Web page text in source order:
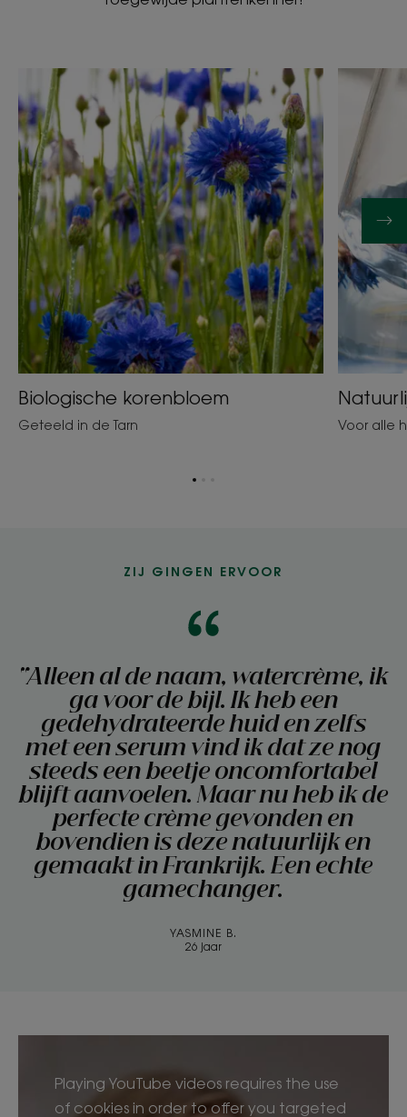
Biologische korenbloem
Geteeld in de Tarn Voor alle
Ga
ZIJ GINGEN ERVOOR
"Alleen al de naam, watercrème, ik
ga voor de bijl. Ik heb een
gedehydrateerde huid en zelfs
met een serum vind ik dat ze nog
steeds een beetje oncomfortabel
blijft aanvoelen. Maar nu heb ik de
perfecte crème gevonden en
bovendien is deze natuurlijk en
gemaakt in Frankrijk. Een echte
gamechanger.
YASMINE B.
26 jaar
Playing YouTube videos requires the use
of cookies in order to offer you targeted